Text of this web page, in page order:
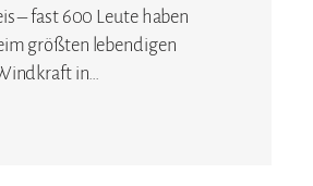
– fast 600 Leute haben
größten lebendigen
in…